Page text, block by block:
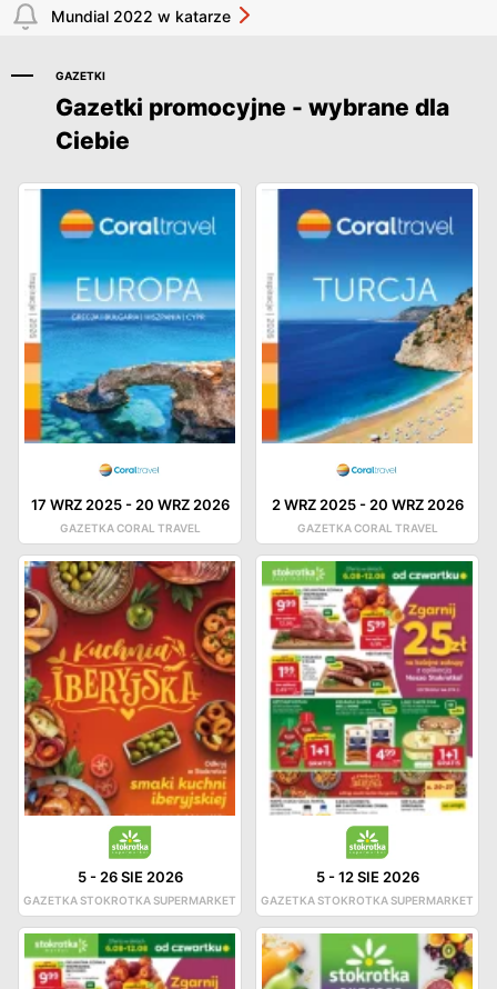
Mundial 2022 w katarze
GAZETKI
Gazetki promocyjne - wybrane dla
Ciebie
17 WRZ 2025- 20 WRZ 2026
GAZETKA CORAL TRAVEL
2 WRZ 2025- 20 WRZ 2026
GAZETKA CORAL TRAVEL
5- 26 SIE 2026
GAZETKA STOKROTKA SUPERMARKET
5-12 SIE 2026
GAZETKA STOKROTKA SUPERMARKET